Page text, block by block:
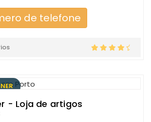
de telefone
- Loja de artigos